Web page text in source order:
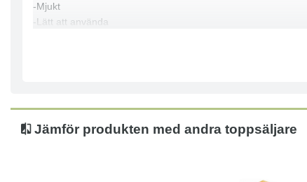
-Mjukt
-Lätt att använda
Jämför produkten med andra toppsäljare